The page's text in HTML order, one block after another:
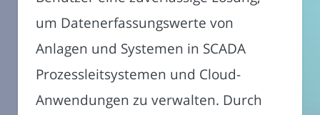
um Datenerfassungswerte von
Anlagen und Systemen in SCADA
Prozessleitsystemen und Cloud-
Anwendungen zu verwalten. Durch